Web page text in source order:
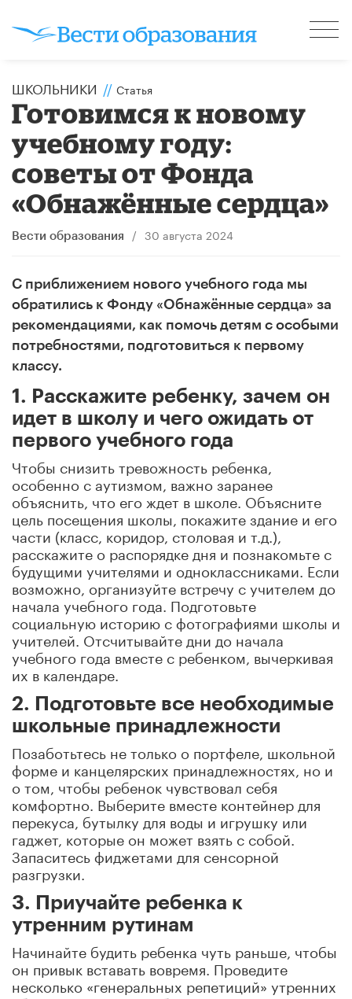
ШКОЛЬНИКИ // Статья
Готовимся к новому
учебному году:
советы от Фонда
«Обнажённые сердца»
Вести образования / 30 августа 2024
С приближением нового учебного года мы
обратились к Фонду «Обнажённые сердца» за
рекомендациями, как помочь детям с особыми
потребностями, подготовиться к первому
классу.
1. Расскажите ребенку, зачем он
идет в школу и чего ожидать от
первого учебного года
Чтобы снизить тревожность ребенка,
особенно с аутизмом, важно заранее
объяснить, что его ждет в школе. Объясните
цель посещения школы, покажите здание и его
части (класс, коридор, столовая и т.д.),
расскажите о распорядке дня и познакомьте с
будущими учителями и одноклассниками. Если
возможно, организуйте встречу с учителем до
начала учебного года. Подготовьте
социальную историю с фотографиями школы и
учителей. Отсчитывайте дни до начала
учебного года вместе с ребенком, вычеркивая
их в календаре.
2. Подготовьте все необходимые
школьные принадлежности
Позаботьтесь не только о портфеле, школьной
форме и канцелярских принадлежностях, но и
о том, чтобы ребенок чувствовал себя
комфортно. Выберите вместе контейнер для
перекуса, бутылку для воды и игрушку или
гаджет, которые он может взять с собой.
Запаситесь фиджетами для сенсорной
разгрузки.
3. Приучайте ребенка к
утренним рутинам
Начинайте будить ребенка чуть раньше, чтобы
он привык вставать вовремя. Проведите
несколько «генеральных репетиций» утренних